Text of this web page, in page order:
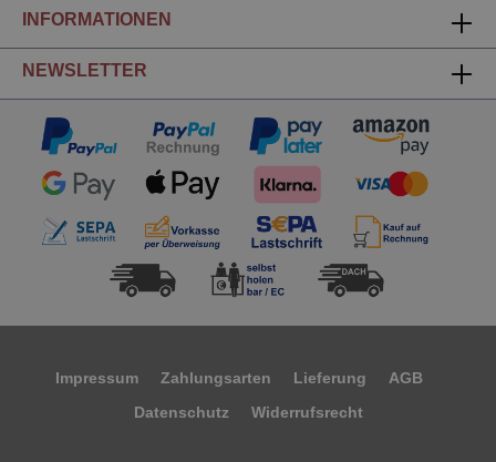
INFORMATIONEN
NEWSLETTER
Impressum Zahlungsarten Lieferung
AGB
Datenschutz
Widerrufsrecht